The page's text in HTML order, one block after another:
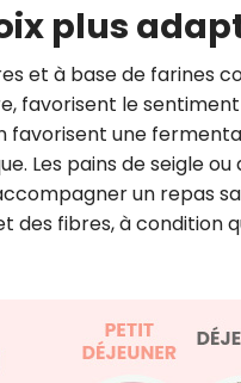
plus
et à base de farines
favorisent le
favorisent une
Les pains de seigle
un repas
fibres, à condition